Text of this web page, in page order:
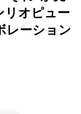
リオピュー
レーション